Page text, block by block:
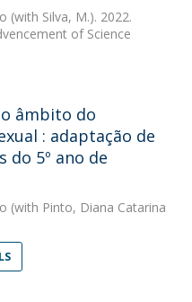
(with Silva, M.). 2022.
of Science
âmbito do
: adaptação de
do 5º ano de
(with Pinto, Diana Catarina